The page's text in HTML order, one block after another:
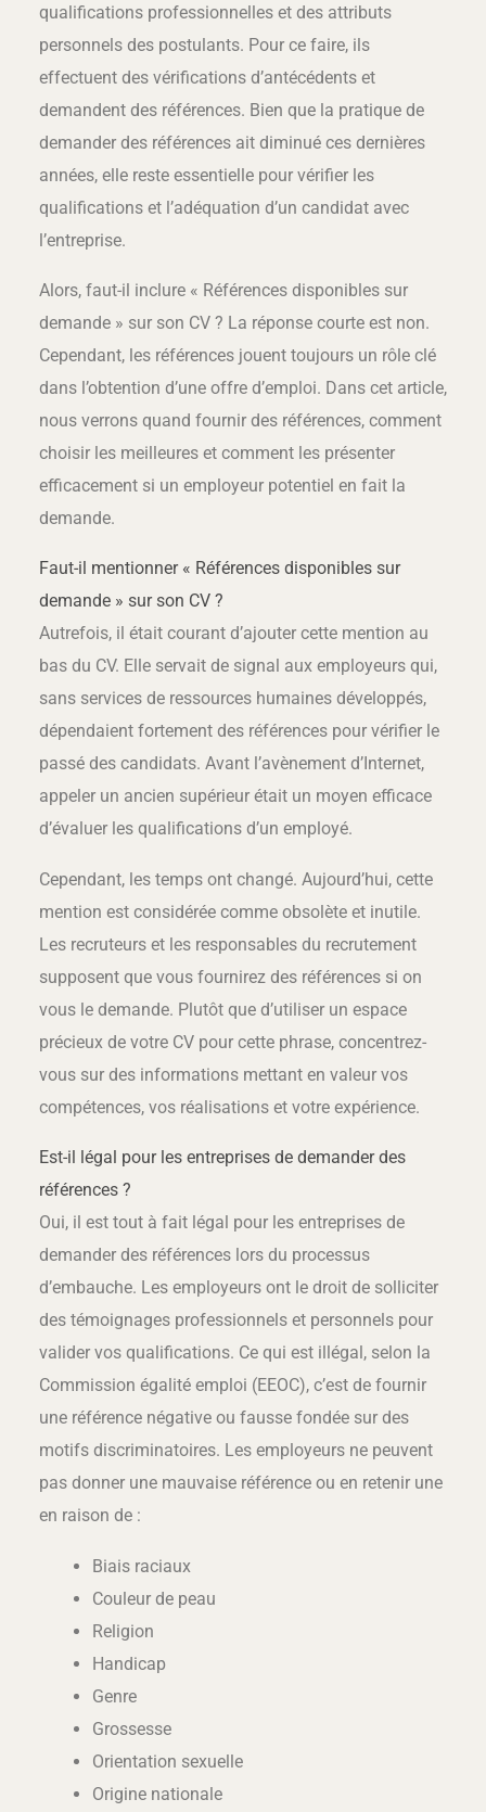
qualifications professionnelles et des attributs
personnels des postulants. Pour ce faire, ils
effectuent des vérifications d’antécédents et
demandent des références. Bien que la pratique de
demander des références ait diminué ces dernières
années, elle reste essentielle pour vérifier les
qualifications et l’adéquation d’un candidat avec
l’entreprise.
Alors, faut-il inclure « Références disponibles sur
demande » sur son CV ? La réponse courte est non.
Cependant, les références jouent toujours un rôle clé
dans l’obtention d’une offre d’emploi. Dans cet article,
nous verrons quand fournir des références, comment
choisir les meilleures et comment les présenter
efficacement si un employeur potentiel en fait la
demande.
Faut-il mentionner « Références disponibles sur
demande » sur son CV ?
Autrefois, il était courant d’ajouter cette mention au
bas du CV. Elle servait de signal aux employeurs qui,
sans services de ressources humaines développés,
dépendaient fortement des références pour vérifier le
passé des candidats. Avant l’avènement d’Internet,
appeler un ancien supérieur était un moyen efficace
d’évaluer les qualifications d’un employé.
Cependant, les temps ont changé. Aujourd’hui, cette
mention est considérée comme obsolète et inutile.
Les recruteurs et les responsables du recrutement
supposent que vous fournirez des références si on
vous le demande. Plutôt que d’utiliser un espace
précieux de votre CV pour cette phrase, concentrez-
vous sur des informations mettant en valeur vos
compétences, vos réalisations et votre expérience.
Est-il légal pour les entreprises de demander des
références ?
Oui, il est tout à fait légal pour les entreprises de
demander des références lors du processus
d’embauche. Les employeurs ont le droit de solliciter
des témoignages professionnels et personnels pour
valider vos qualifications. Ce qui est illégal, selon la
Commission égalité emploi (EEOC), c’est de fournir
une référence négative ou fausse fondée sur des
motifs discriminatoires. Les employeurs ne peuvent
pas donner une mauvaise référence ou en retenir une
en raison de :
Biais raciaux
Couleur de peau
Religion
Handicap
Genre
Grossesse
Orientation sexuelle
Origine nationale